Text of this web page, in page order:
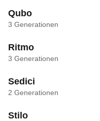
Qubo
3 Generationen
Ritmo
3 Generationen
Sedici
2 Generationen
Stilo